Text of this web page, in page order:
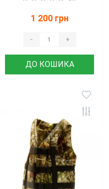
1 200 грн
- +
ДО КОШИКА